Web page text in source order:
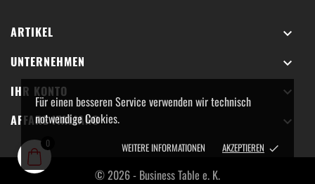
Für einen besseren Service verwenden wir technisch
notwendige Cookies.
WEITERE INFORMATIONEN AKZEPTIEREN done
ARTIKEL

UNTERNEHMEN

IHR KONTO

AFFARE ITALIANO

© 2026 - Business Table e. K.
0